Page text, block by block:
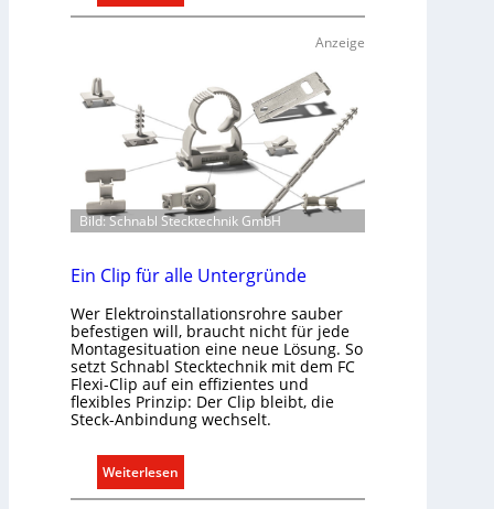
t
s
s
n
u
d
e
g
e
l
n
T
m
m
u
n
i
a
i
o
n
m
i
t
S
s
Anzeige
Bild: Schnabl Stecktechnik GmbH
Ein Clip für alle Untergründe
Wer Elektroinstallationsrohre sauber
befestigen will, braucht nicht für jede
Montagesituation eine neue Lösung. So
setzt Schnabl Stecktechnik mit dem FC
Flexi-Clip auf ein effizientes und
flexibles Prinzip: Der Clip bleibt, die
Steck-Anbindung wechselt.
Weiterlesen
E